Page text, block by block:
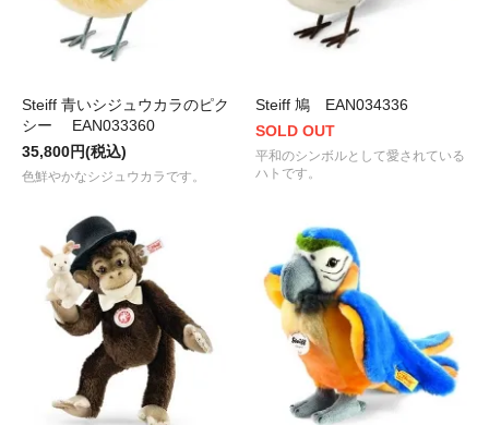
Steiff 青いシジュウカラのピク
シー EAN033360
35,800円(税込)
色鮮やかなシジュウカラです。
Steiff 鳩 EAN034336
SOLD OUT
平和のシンボルとして愛されている
ハトです。